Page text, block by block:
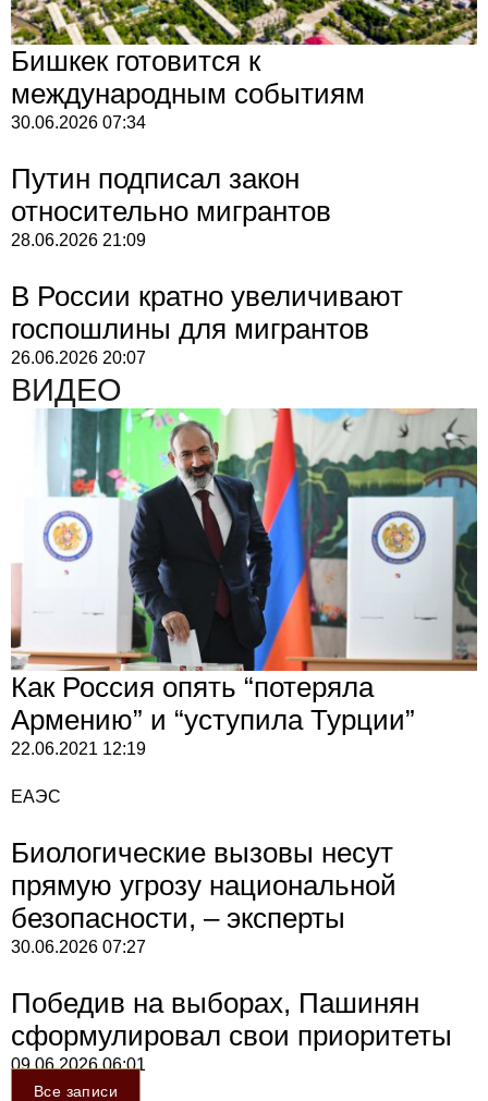
Бишкек готовится к
международным событиям
30.06.2026 07:34
Путин подписал закон
относительно мигрантов
28.06.2026 21:09
В России кратно увеличивают
госпошлины для мигрантов
26.06.2026 20:07
ВИДЕО
Как Россия опять “потеряла
Армению” и “уступила Турции”
22.06.2021 12:19
ЕАЭС
Биологические вызовы несут
прямую угрозу национальной
безопасности, – эксперты
30.06.2026 07:27
Победив на выборах, Пашинян
сформулировал свои приоритеты
09.06.202606:01
Все записи